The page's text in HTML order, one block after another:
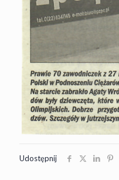
Udostępnij